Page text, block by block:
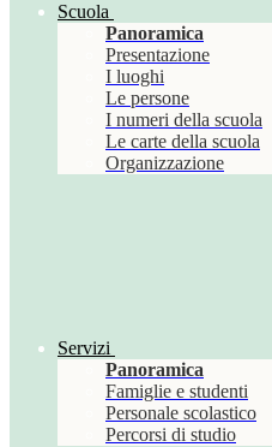
Scuola
Panoramica
Presentazione
I luoghi
Le persone
I numeri della scuola
Le carte della scuola
Organizzazione
Servizi
Panoramica
Famiglie e studenti
Personale scolastico
Percorsi di studio